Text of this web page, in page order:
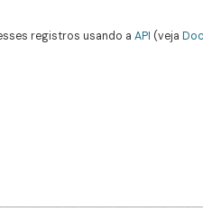
registros usando a API (veja